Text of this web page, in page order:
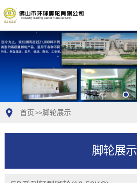
首页 >>脚轮展示
脚轮展示